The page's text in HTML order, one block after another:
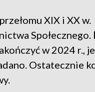
XIX i XX w.
Społecznego.
w 2024 r.,
Ostatecznie